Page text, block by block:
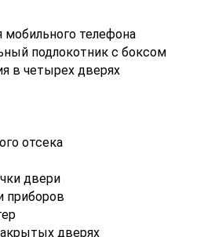
мобильного телефона
подлокотник с боксом
в четырех дверях
отсека
двери
приборов
дверях